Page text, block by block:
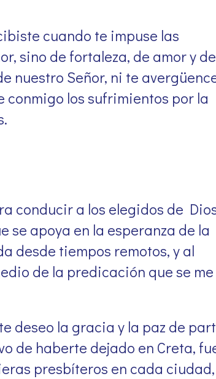
cuando te impuse las
sino de fortaleza, de amor y de
nuestro Señor, ni te
conmigo los sufrimientos por la
conducir a los elegidos de
se apoya en la esperanza de la
desde tiempos remotos, y al
de la predicación que se me
deseo la gracia y la paz de
de haberte dejado en Creta,
presbíteros en cada ciudad,